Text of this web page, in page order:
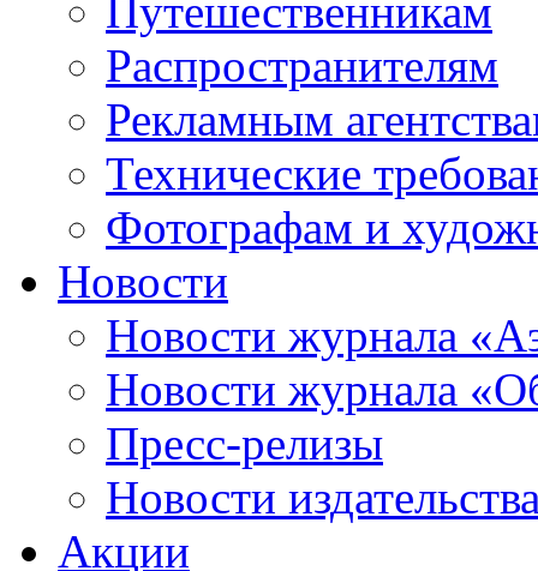
Путешественникам
Распространителям
Рекламным
Технические
Фотографам и
Новости
Новости журнала
Новости журнала
Пресс-релизы
Новости
Акции